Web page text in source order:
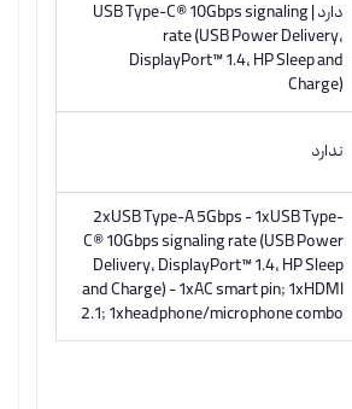
دارد | USB Type-C® 10Gbps signaling
rate (USB Power Delivery,
DisplayPort™ 1.4, HP Sleep and
Charge)
ندارد
2xUSB Type-A 5Gbps - 1xUSB Type-
C® 10Gbps signaling rate (USB Power
Delivery, DisplayPort™ 1.4, HP Sleep
and Charge) - 1xAC smart pin; 1xHDMI
2.1; 1xheadphone/microphone combo